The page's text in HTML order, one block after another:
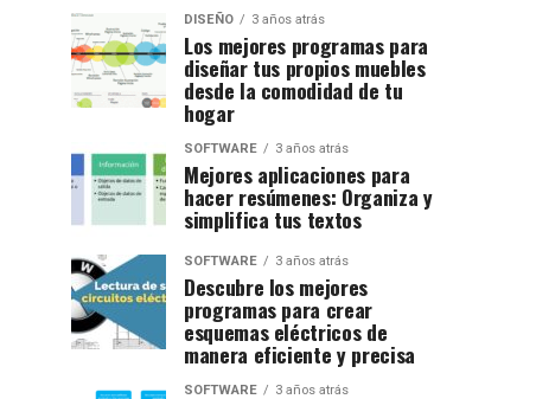
DISEÑO 3 años atrás
Los mejores programas para
diseñar tus propios muebles
desde la comodidad de tu
hogar
SOFTWARE 3 años atrás
Mejores aplicaciones para
hacer resúmenes: Organiza y
simplifica tus textos
SOFTWARE 3 años atrás
Descubre los mejores
programas para crear
esquemas eléctricos de
manera eficiente y precisa
SOFTWARE 3 años atrás